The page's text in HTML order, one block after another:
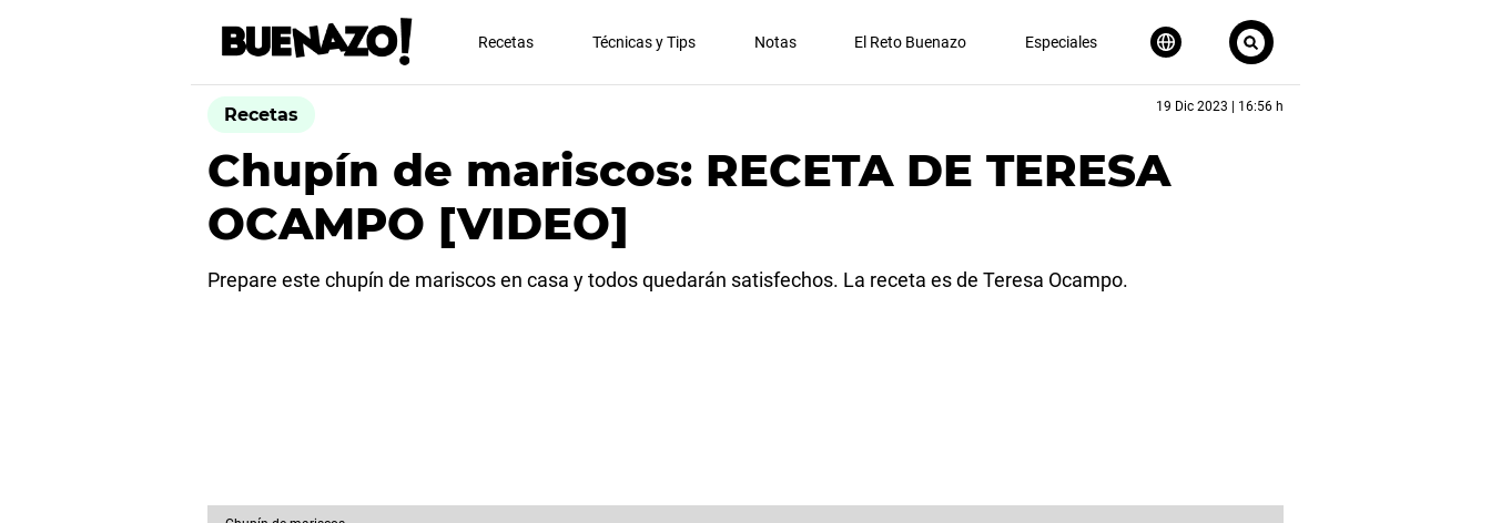
Recetas Técnicas y Tips Notas El Reto Buenazo Especiales
Recetas 19 Dic 2023 | 16:56 h
Chupín de mariscos: RECETA DE TERESA
OCAMPO [VIDEO]
Prepare este chupín de mariscos en casa y todos quedarán satisfechos. La receta es de Teresa Ocampo.